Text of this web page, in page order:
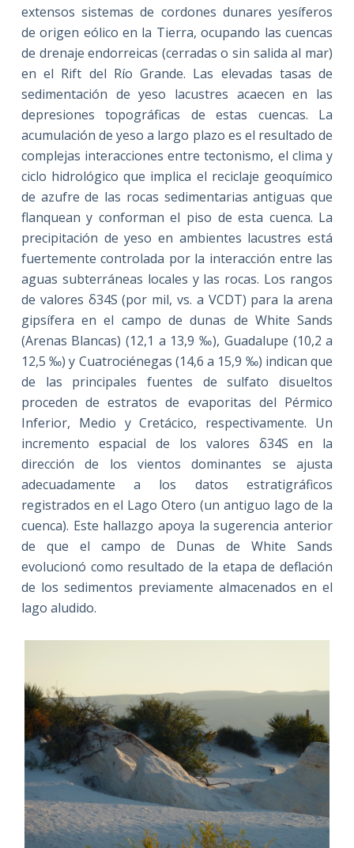
extensos sistemas de cordones dunares yesíferos
de origen eólico en la Tierra, ocupando las cuencas
de drenaje endorreicas (cerradas o sin salida al mar)
en el Rift del Río Grande. Las elevadas tasas de
sedimentación de yeso lacustres acaecen en las
depresiones topográficas de estas cuencas. La
acumulación de yeso a largo plazo es el resultado de
complejas interacciones entre tectonismo, el clima y
ciclo hidrológico que implica el reciclaje geoquímico
de azufre de las rocas sedimentarias antiguas que
flanquean y conforman el piso de esta cuenca. La
precipitación de yeso en ambientes lacustres está
fuertemente controlada por la interacción entre las
aguas subterráneas locales y las rocas. Los rangos
de valores δ34S (por mil, vs. a VCDT) para la arena
gipsífera en el campo de dunas de White Sands
(Arenas Blancas) (12,1 a 13,9 ‰), Guadalupe (10,2 a
12,5 ‰) y Cuatrociénegas (14,6 a 15,9 ‰) indican que
de las principales fuentes de sulfato disueltos
proceden de estratos de evaporitas del Pérmico
Inferior, Medio y Cretácico, respectivamente. Un
incremento espacial de los valores δ34S en la
dirección de los vientos dominantes se ajusta
adecuadamente a los datos estratigráficos
registrados en el Lago Otero (un antiguo lago de la
cuenca). Este hallazgo apoya la sugerencia anterior
de que el campo de Dunas de White Sands
evolucionó como resultado de la etapa de deflación
de los sedimentos previamente almacenados en el
lago aludido.